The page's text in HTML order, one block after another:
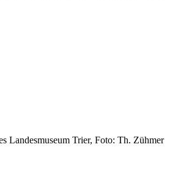
Landesmuseum Trier, Foto: Th. Zühmer